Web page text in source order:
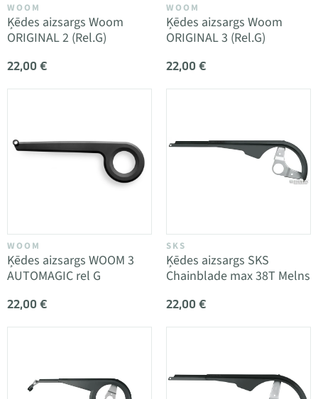
WOOM
Ķēdes aizsargs Woom
ORIGINAL 2 (Rel.G)
22,00 €
WOOM
Ķēdes aizsargs Woom
ORIGINAL 3 (Rel.G)
22,00 €
WOOM
Ķēdes aizsargs WOOM 3
AUTOMAGIC rel G
22,00 €
SKS
Ķēdes aizsargs SKS
Chainblade max 38T Melns
22,00 €